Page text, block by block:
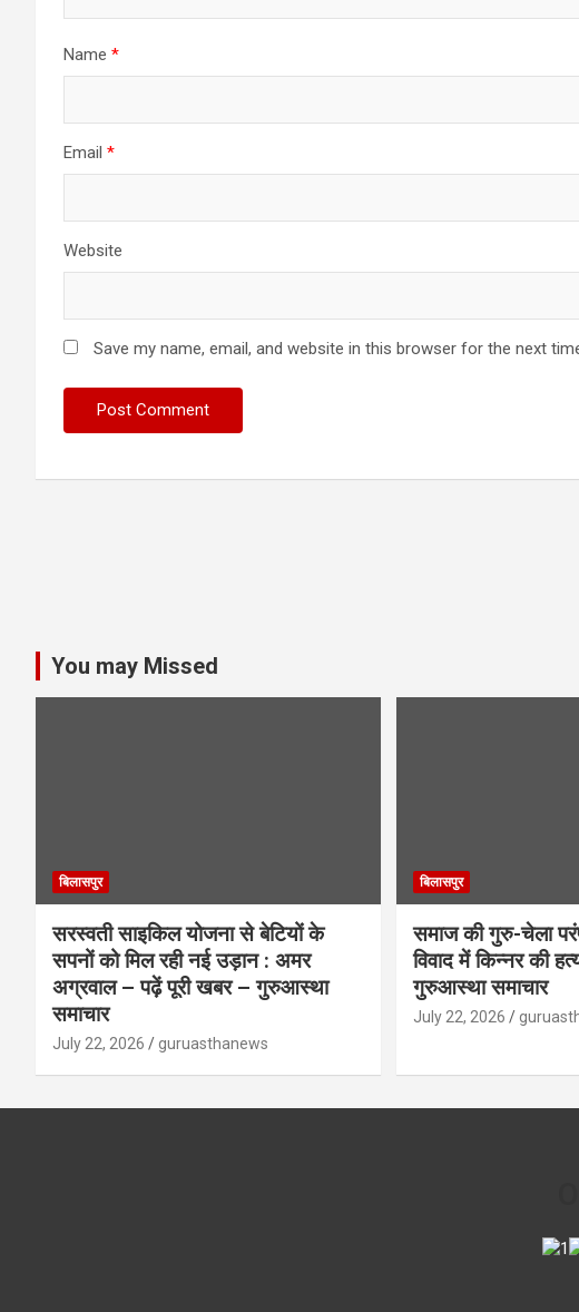
Name *
Email *
Website
Save my name, email, and website in this browser for the next
You may Missed
बिलासपुर
सरस्वती साइकिल योजना से बेटियों के
सपनों को मिल रही नई उड़ान : अमर
अग्रवाल – पढ़ें पूरी खबर – गुरुआस्था
समाचार
July 22, 2026 guruasthanews
बिलासपुर
समाज की गुरु-चेला
विवाद में किन्नर की
गुरुआस्था समाचार
July 22, 2026